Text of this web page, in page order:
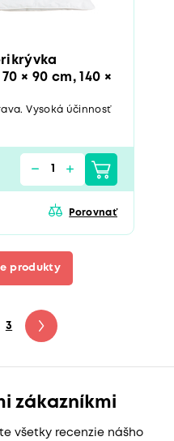
× 90 cm, 140 ×
Vysoká účinnosť
Porovnať
produkty
3 4
zákazníkmi
všetky recenzie nášho